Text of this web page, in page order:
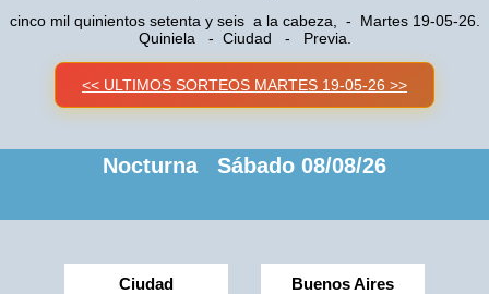
cinco mil quinientos setenta y seis a la cabeza, - Martes 19-05-26.
Quiniela - Ciudad - Previa.
<< ULTIMOS SORTEOS MARTES 19-05-26 >>
Nocturna Sábado 08/08/26
Ciudad Buenos Aires